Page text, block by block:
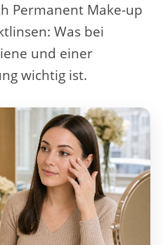
Permanent Make-up
Was bei
und einer
wichtig ist.